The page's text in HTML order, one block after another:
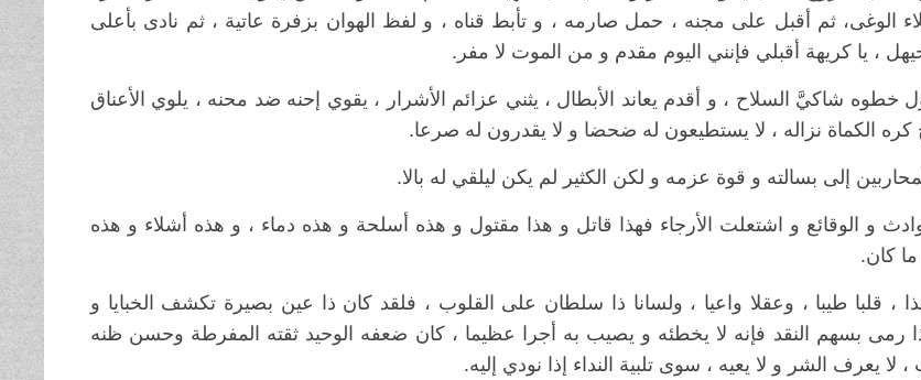
الوغى، ثم أقبل على مجنه ، حمل صارمه ، و تأبط قناه ، و لفظ الهوان بزفرة عاتية ، ثم نادى بأعلى
، يا كريهة أقبلي فإنني اليوم مقدم و من الموت لا مفر .
خطوه شاكيَّ السلاح ، و أقدم يعاند الأبطال ، يثني عزائم الأشرار ، يقوي إحنه ضد محنه ، يلوي الأعناق
الكماة نزاله ، لا يستطيعون له ضحضا و لا يقدرون له صرعا.
إلى بسالته و قوة عزمه و لكن الكثير لم يكن ليلقي له بالا.
و الوقائع و اشتعلت الأرجاء فهذا قاتل و هذا مقتول و هذه أسلحة و هذه دماء ، و هذه أشلاء و هذه
كان.
، قلبا طيبا ، وعقلا واعيا ، ولسانا ذا سلطان على القلوب ، فلقد كان ذا عين بصيرة تكشف الخبايا و
رمى بسهم النقد فإنه لا يخطئه و يصيب به أجرا عظيما ، كان ضعفه الوحيد ثقته المفرطة وحسن ظنه
يعرف الشر و لا يعيه ، سوى تلبية النداء إذا نودي إليه.